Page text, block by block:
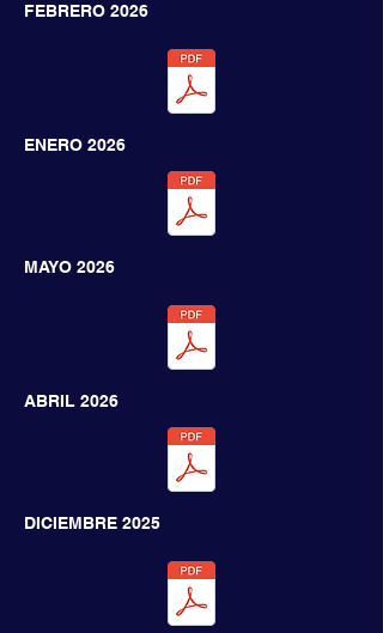
FEBRERO 2026
ENERO 2026
MAYO 2026
ABRIL 2026
DICIEMBRE 2025